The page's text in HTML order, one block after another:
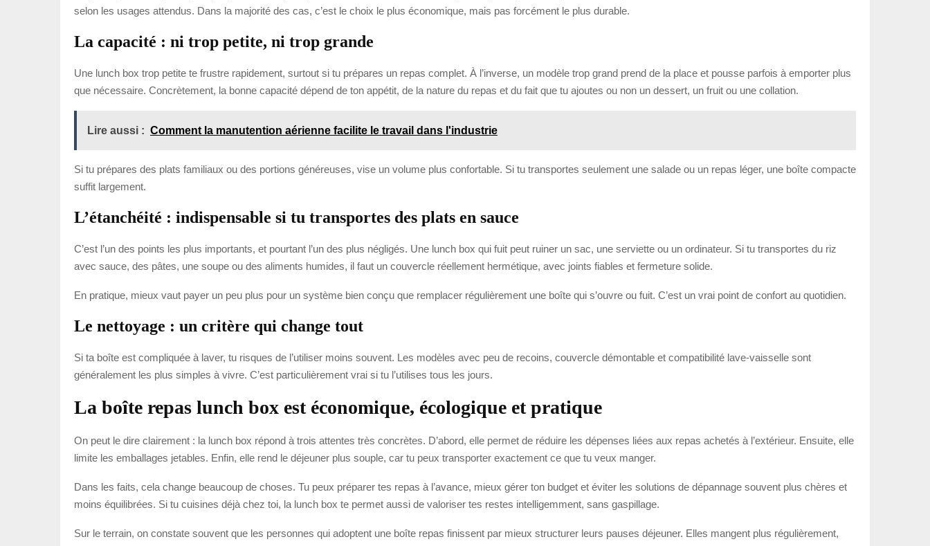
selon les usages attendus. Dans la majorité des cas, c’est le choix le plus économique, mais pas forcément le plus durable.
La capacité : ni trop petite, ni trop grande
Une lunch box trop petite te frustre rapidement, surtout si tu prépares un repas complet. À l’inverse, un modèle trop grand prend de la place et pousse parfois à emporter plus
que nécessaire. Concrètement, la bonne capacité dépend de ton appétit, de la nature du repas et du fait que tu ajoutes ou non un dessert, un fruit ou une collation.
Lire aussi : Comment la manutention aérienne facilite le travail dans l'industrie
Si tu prépares des plats familiaux ou des portions généreuses, vise un volume plus confortable. Si tu transportes seulement une salade ou un repas léger, une boîte compacte
suffit largement.
L’étanchéité : indispensable si tu transportes des plats en sauce
C’est l’un des points les plus importants, et pourtant l’un des plus négligés. Une lunch box qui fuit peut ruiner un sac, une serviette ou un ordinateur. Si tu transportes du riz
avec sauce, des pâtes, une soupe ou des aliments humides, il faut un couvercle réellement hermétique, avec joints fiables et fermeture solide.
En pratique, mieux vaut payer un peu plus pour un système bien conçu que remplacer régulièrement une boîte qui s’ouvre ou fuit. C’est un vrai point de confort au quotidien.
Le nettoyage : un critère qui change tout
Si ta boîte est compliquée à laver, tu risques de l’utiliser moins souvent. Les modèles avec peu de recoins, couvercle démontable et compatibilité lave-vaisselle sont
généralement les plus simples à vivre. C’est particulièrement vrai si tu l’utilises tous les jours.
La boîte repas lunch box est économique, écologique et pratique
On peut le dire clairement : la lunch box répond à trois attentes très concrètes. D’abord, elle permet de réduire les dépenses liées aux repas achetés à l’extérieur. Ensuite, elle
limite les emballages jetables. Enfin, elle rend le déjeuner plus souple, car tu peux transporter exactement ce que tu veux manger.
Dans les faits, cela change beaucoup de choses. Tu peux préparer tes repas à l’avance, mieux gérer ton budget et éviter les solutions de dépannage souvent plus chères et
moins équilibrées. Si tu cuisines déjà chez toi, la lunch box te permet aussi de valoriser tes restes intelligemment, sans gaspillage.
Sur le terrain, on constate souvent que les personnes qui adoptent une boîte repas finissent par mieux structurer leurs pauses déjeuner. Elles mangent plus régulièrement,